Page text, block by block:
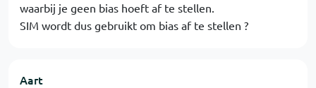
waarbij je geen bias hoeft af te stellen.
SIM wordt dus gebruikt om bias af te stellen ?
Aart